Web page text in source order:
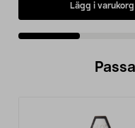
Lägg i varukorg